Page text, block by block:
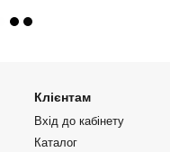
Клієнтам
Вхід до кабінету
Каталог